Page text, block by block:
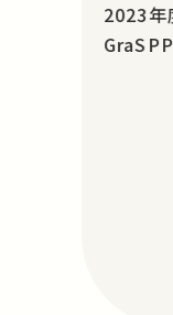
2023